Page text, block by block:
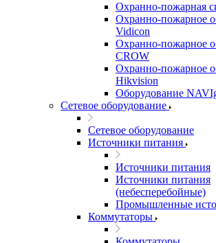
Охранно-пожарная
Охранно-пожарное
Vidicon
Охранно-пожарное
CROW
Охранно-пожарное
Hikvision
Оборудование
Сетевое оборудование
Сетевое оборудование
Источники питания
Источники питания
Источники питания
(небесперебойные)
Промышленные
Коммутаторы